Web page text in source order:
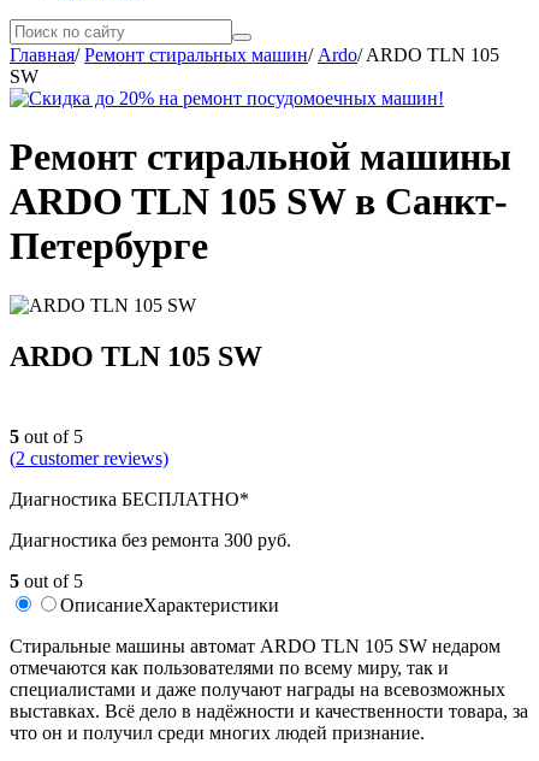
Главная/Ремонт стиральных машин/ Ardo/ARDO TLN 105
SW
Ремонт стиральной машины
ARDO TLN 105 SW в Санкт-
Петербурге
ARDO TLN 105 SW
5 out of 5
(2 customer reviews)
Диагностика БЕСПЛАТНО*
Диагностика без ремонта 300 руб.
5 out of 5
ОписаниеХарактеристики
Стиральные машины автомат ARDO TLN 105 SW недаром
отмечаются как пользователями по всему миру, так и
специалистами и даже получают награды на всевозможных
выставках. Всё дело в надёжности и качественности товара, за
что он и получил среди многих людей признание.